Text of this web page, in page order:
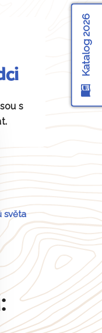
s
světa
Katalog 2026